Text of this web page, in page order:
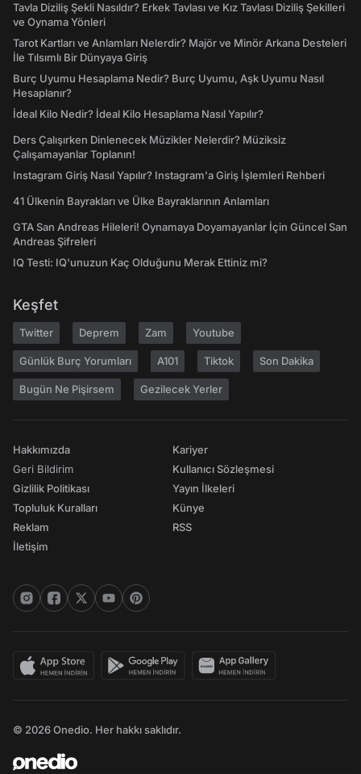
Tavla Diziliş Şekli Nasıldır? Erkek Tavlası ve Kız Tavlası Diziliş Şekilleri
ve Oynama Yönleri
Tarot Kartları ve Anlamları Nelerdir? Majör ve Minör Arkana Desteleri
İle Tılsımlı Bir Dünyaya Giriş
Burç Uyumu Hesaplama Nedir? Burç Uyumu, Aşk Uyumu Nasıl
Hesaplanır?
İdeal Kilo Nedir? İdeal Kilo Hesaplama Nasıl Yapılır?
Ders Çalışırken Dinlenecek Müzikler Nelerdir? Müziksiz
Çalışamayanlar Toplanın!
Instagram Giriş Nasıl Yapılır? Instagram'a Giriş İşlemleri Rehberi
41 Ülkenin Bayrakları ve Ülke Bayraklarının Anlamları
GTA San Andreas Hileleri! Oynamaya Doyamayanlar İçin Güncel San
Andreas Şifreleri
IQ Testi: IQ'unuzun Kaç Olduğunu Merak Ettiniz mi?
Keşfet
Twitter Deprem Zam Youtube
Günlük Burç Yorumları A101 Tiktok Son Dakika
Bugün Ne Pişirsem Gezilecek Yerler
Hakkımızda
Geri Bildirim
Gizlilik Politikası
Topluluk Kuralları
Reklam
İletişim
Kariyer
Kullanıcı Sözleşmesi
Yayın İlkeleri
Künye
RSS
© 2026 Onedio. Her hakkı saklıdır.